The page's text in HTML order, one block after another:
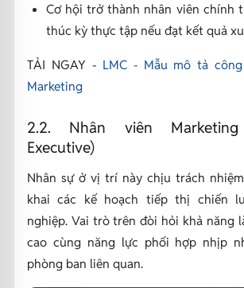
Cơ hội trở thành nhân viên chính
thúc kỳ thực tập nếu đạt kết quả
TẢI NGAY - LMC - Mẫu mô tả
Marketing
2.2. Nhân viên Marketing
Executive)
Nhân sự ở vị trí này chịu trách
khai các kế hoạch tiếp thị chiến
nghiệp. Vai trò trên đòi hỏi khả năng
cao cùng năng lực phối hợp nhịp
phòng ban liên quan.